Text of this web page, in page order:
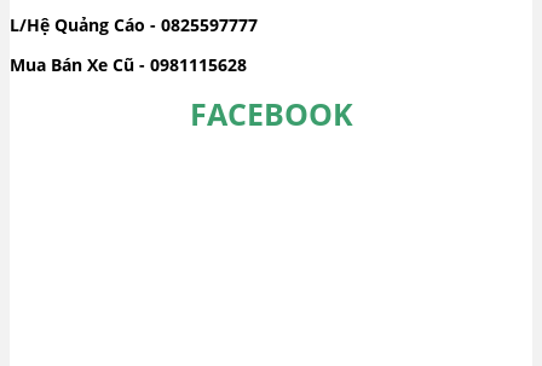
L/Hệ Quảng Cáo - 0825597777
Mua Bán Xe Cũ - 0981115628
FACEBOOK